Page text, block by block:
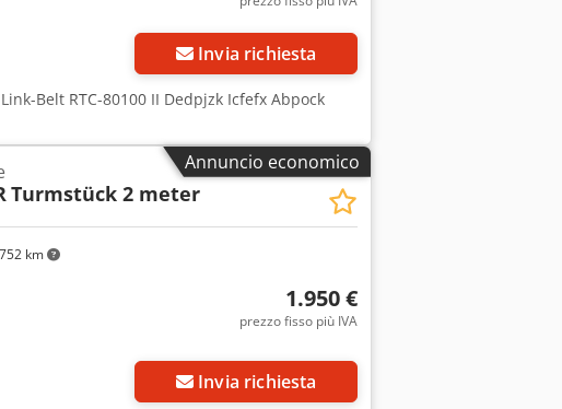
Invia richiesta
Belt RTC-80100 II Dedpjzk Icfefx Abpock
Annuncio economico
km
Turmstück 2 meter
1.950 €
prezzo fisso più IVA
Invia richiesta